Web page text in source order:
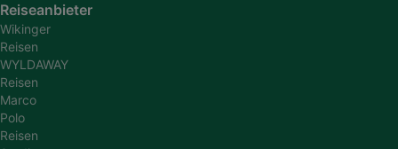
Reiseanbieter
Wikinger
Reisen
WYLDAWAY
Reisen
Marco
Polo
Reisen